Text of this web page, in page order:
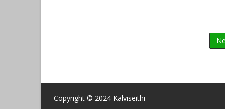
Copyright © 2024 Kalviseithi